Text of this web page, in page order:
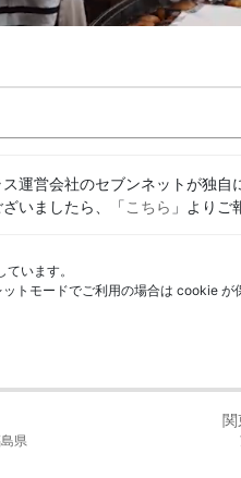
運営会社のセブンネットが独
いましたら、「こちら 」よりご
ています。
トモードでご利用の場合は cookie が
県
関